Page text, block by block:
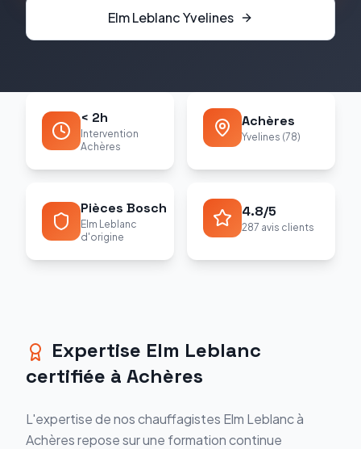
Elm LeblancYvelines
< 2h
Intervention
Achères
Achères
Yvelines (78)
Pièces Bosch
Elm Leblanc
d'origine
4.8/5
287 avis clients
Expertise Elm Leblanc
certifiée à Achères
L'expertise de nos chauffagistes Elm Leblanc à
Achères repose sur une formation continue